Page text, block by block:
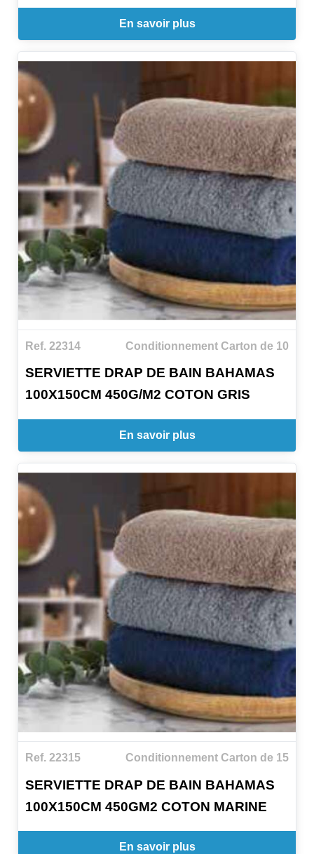
En savoir plus
Ref. 22314 Conditionnement Carton de 10
SERVIETTE DRAP DE BAIN BAHAMAS
100X150CM 450G/M2 COTON GRIS
En savoir plus
Ref. 22315 Conditionnement Carton de 15
SERVIETTE DRAP DE BAIN BAHAMAS
100X150CM 450GM2 COTON MARINE
En savoir plus